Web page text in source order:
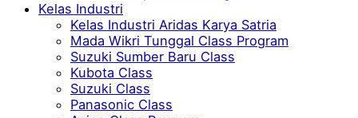
Kelas Industri
Kelas Industri Aridas Karya Satria
Mada Wikri Tunggal Class Program
Suzuki Sumber Baru Class
Kubota Class
Suzuki Class
Panasonic Class